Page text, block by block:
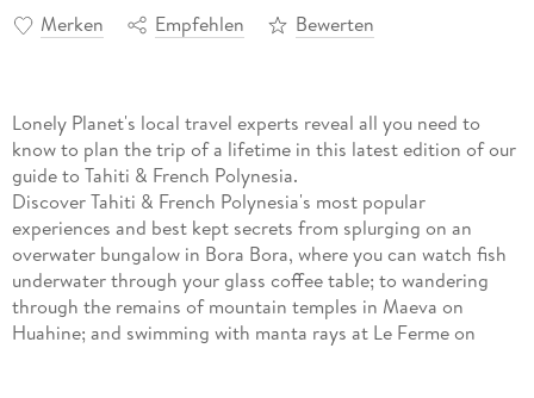
Merken Empfehlen Bewerten
Lonely Planet's local travel experts reveal all you need to
know to plan the trip of a lifetime in this latest edition of our
guide to Tahiti & French Polynesia.
Discover Tahiti & French Polynesia's most popular
experiences and best kept secrets from splurging on an
overwater bungalow in Bora Bora, where you can watch fish
underwater through your glass coffee table; to wandering
through the remains of mountain temples in Maeva on
Huahine; and swimming with manta rays at Le Ferme on